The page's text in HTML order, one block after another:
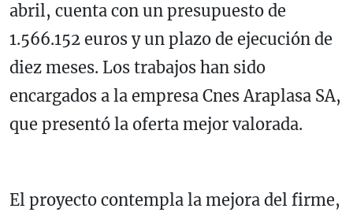
abril, cuenta con un presupuesto de
1.566.152 euros y un plazo de ejecución de
diez meses. Los trabajos han sido
encargados a la empresa Cnes Araplasa SA,
que presentó la oferta mejor valorada.
El proyecto contempla la mejora del firme,